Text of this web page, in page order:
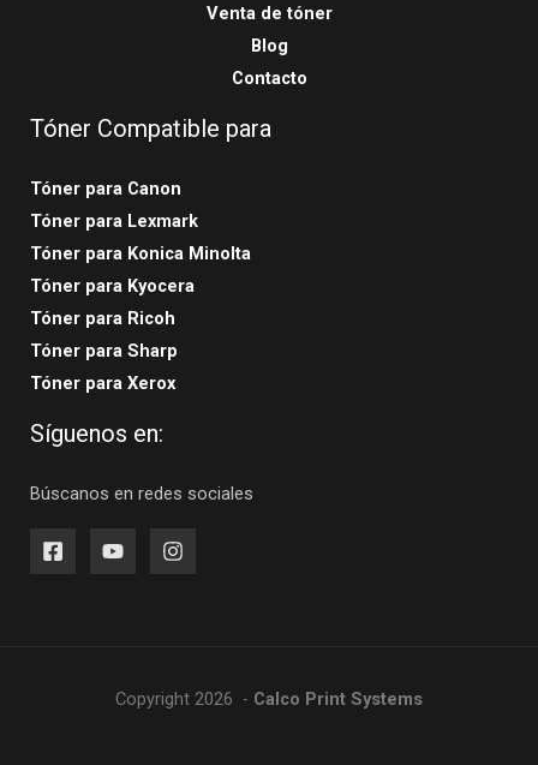
Venta de tóner
Blog
Contacto
Tóner Compatible para
Tóner para Canon
Tóner para Lexmark
Tóner para Konica Minolta
Tóner para Kyocera
Tóner para Ricoh
Tóner para Sharp
Tóner para Xerox
Síguenos en:
Búscanos en redes sociales
Copyright 2026 - Calco Print Systems